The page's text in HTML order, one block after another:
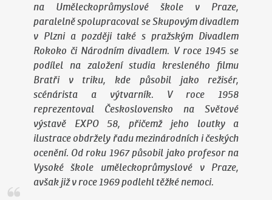
na Uměleckoprůmyslové škole v Praze,
paralelně spolupracoval se Skupovým divadlem
v Plzni a později také s pražským Divadlem
Rokoko či Národním divadlem. V roce 1945 se
podílel na založení studia kresleného filmu
Bratři v triku, kde působil jako režisér,
scénárista a výtvarník. V roce 1958
reprezentoval Československo na Světové
výstavě EXPO 58, přičemž jeho loutky a
ilustrace obdržely řadu mezinárodních i českých
ocenění. Od roku 1967 působil jako profesor na
Vysoké škole uměleckoprůmyslové v Praze,
avšak již v roce 1969 podlehl těžké nemoci.